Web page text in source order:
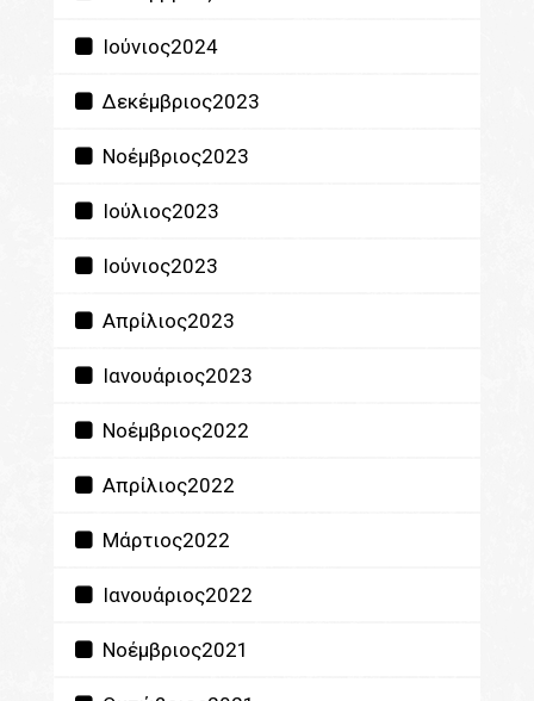
Ιούνιος2024
Δεκέμβριος2023
Νοέμβριος2023
Ιούλιος2023
Ιούνιος2023
Απρίλιος2023
Ιανουάριος2023
Νοέμβριος2022
Απρίλιος2022
Μάρτιος2022
Ιανουάριος2022
Νοέμβριος2021